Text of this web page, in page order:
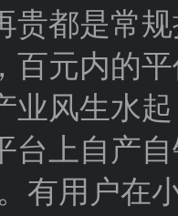
贵都是常
百元内的
业风生水
上自产
有用户在